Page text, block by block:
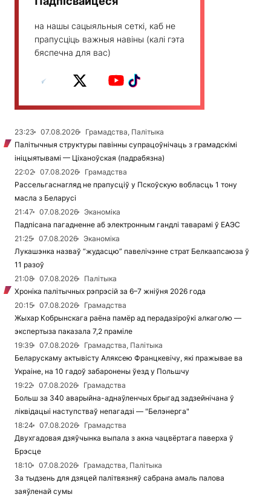
на нашы сацыяльныя сеткі, каб не
прапусціць важныя навіны (калі гэта
бяспечна для вас)
23:23 07.08.2026
Грамадства, Палітыка
Палітычныя структуры павінны супрацоўнічаць з грамадскімі
ініцыятывамі — Ціханоўская (падрабязна)
22:02
07.08.2026
Грамадства
Рассельгаснагляд не прапусціў у Пскоўскую вобласць 1 тону
масла з Беларусі
21:47
07.08.2026
Эканоміка
Падпісана пагадненне аб электронным гандлі таварамі ў ЕАЭС
21:25
07.08.2026
Эканоміка
Лукашэнка назваў “жудасцю” павелічэнне страт Белкаапсаюза ў
11 разоў
21:08
07.08.2026
Палітыка
Хроніка палітычных рэпрэсій за 6–7 жніўня 2026 года
20:15
07.08.2026
Грамадства
Жыхар Кобрынскага раёна памёр ад перадазіроўкі алкаголю —
экспертыза паказала 7,2 праміле
19:39
07.08.2026
Грамадства, Палітыка
Беларускаму актывісту Аляксею Францкевічу, які пражывае ва
Украіне, на 10 гадоў забаронены ўезд у Польшчу
19:22
07.08.2026
Грамадства
Больш за 340 аварыйна-аднаўленчых брыгад задзейнічана ў
ліквідацыі наступстваў непагадзі — "Белэнерга"
18:24
07.08.2026
Грамадства
Двухгадовая дзяўчынка выпала з акна чацвёртага паверха ў
Брэсце
18:10
07.08.2026
Грамадства, Палітыка
За тыдзень для дзяцей палітвязняў сабрана амаль палова
заяўленай сумы